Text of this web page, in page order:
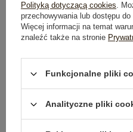
GŁÓWNE PARAMETRY
WYSYŁKA I DOSTAWA
ZWROTY I REKLAMACJE
Polityką dotyczącą cookies.
przechowywania lub dostępu
Więcej informacji na temat
znaleźć także na stronie
Funkcjonalne pliki
Analityczne pliki